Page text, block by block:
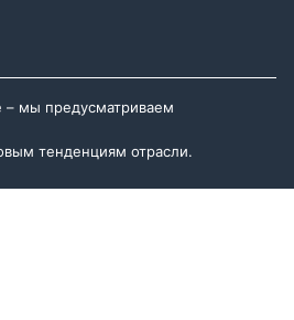
мы предусматриваем
тенденциям отрасли.